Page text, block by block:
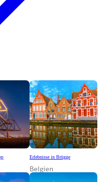
Erlebnisse in Brügge
Belgien